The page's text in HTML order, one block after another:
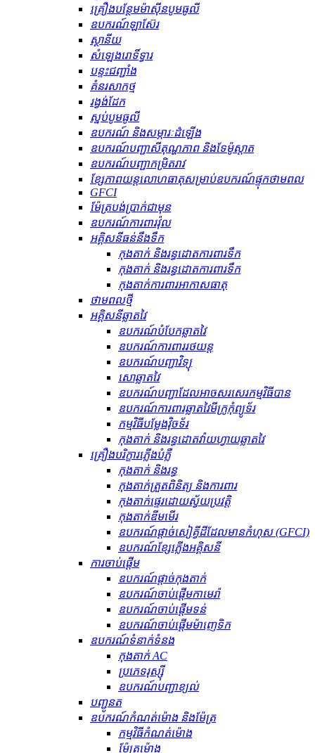
គ្រឿងបន្ថែមម៉ាស៊ីនបូមធូលី
ឧបករណ៍ឡាស៊ែរ
ស្ថានីយ
សំឡេងរោទិ៍ទ្វារ
បន្ទះជញ្ជាំង
គំនរសាកថ្ម
រង្វង់ដែក
ស្នប់បូមធូលី
ឧបករណ៍ និងសម្ភារៈដំឡើង
ឧបករណ៍បញ្ជាសីតុណ្ហភាព និងទែម៉ូស្តាត
ឧបករណ៍បញ្ជាកម្រិតរាវ
ខ្សែភាពយន្តលោហធាតុសម្រាប់ឧបករណ៍ផ្ទុកថាមពល
GFCI
ម៉ែត្របង់ប្រាក់ជាមុន
ឧបករណ៍ការពារវ៉ុល
អគ្គិសនីធន់នឹងទឹក
កុងតាក់ និងរន្ធដោតការពារទឹក
កុងតាក់ និងរន្ធដោតការពារទឹក
កុងតាក់ការពារអាកាសធាតុ
ថាមពលថ្មី
អគ្គិសនីឆ្លាតវៃ
ឧបករណ៍បំបែកឆ្លាតវៃ
ឧបករណ៍ការពាររថយន្ត
ឧបករណ៍បញ្ជាវិទ្យុ
សោឆ្លាតវៃ
ឧបករណ៍បញ្ជាដែលអាចសរសេរកម្មវិធីបាន
ឧបករណ៍ការពារឆ្លាតវៃមីក្រូកុំព្យូទ័រ
កម្មវិធីបម្លែងវ៉ិចទ័រ
កុងតាក់ និងរន្ធដោតវ៉ាយហ្វាយឆ្លាតវៃ
គ្រឿងបរិក្ខារភ្លើងបំភ្លឺ
កុងតាក់ និងរន្ធ
កុងតាក់ត្រួតពិនិត្យ និងការពារ
កុងតាក់ផ្ទេរដោយស្វ័យប្រវត្តិ
កុងតាក់ឌីមមើរ
ឧបករណ៍​ផ្តាច់​សៀគ្វី​ដី​ដែល​មាន​កំហុស (GFCI)
ឧបករណ៍ខ្សែភ្លើងអគ្គិសនី
ការចាប់ផ្តើម
ឧបករណ៍ផ្តាច់កុងតាក់
ឧបករណ៍ចាប់ផ្តើមកាមេរ៉ា
ឧបករណ៍ចាប់ផ្តើមទន់
ឧបករណ៍ចាប់ផ្តើមម៉ាញេទិក
ឧបករណ៍​ទំនាក់ទំនង
កុងតាក់ AC
ប្រភេទរុស្ស៊ី
ឧបករណ៍បញ្ជាខ្យល់
បញ្ជូនត
ឧបករណ៍កំណត់ម៉ោង និងម៉ែត្រ
កម្មវិធីកំណត់ម៉ោង
ម៉ែត្រម៉ោង